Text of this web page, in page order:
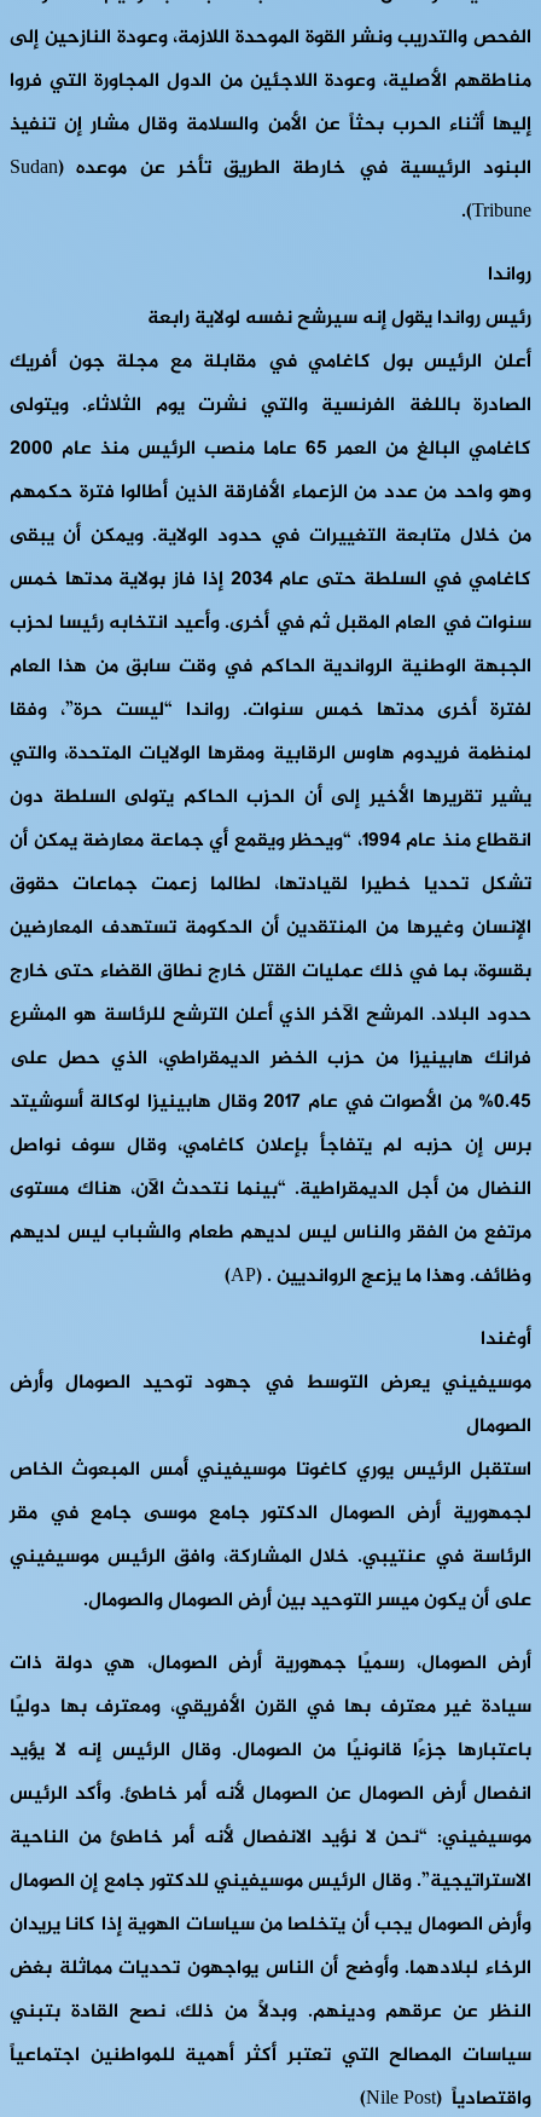
الفحص والتدريب ونشر القوة الموحدة اللازمة، وعودة النازحين إلى
مناطقهم الأصلية، وعودة اللاجئين من الدول المجاورة التي فروا
إليها أثناء الحرب بحثاً عن الأمن والسلامة وقال مشار إن تنفيذ
البنود الرئيسية في خارطة الطريق تأخر عن موعده (Sudan
Tribune).
رواندا
رئيس رواندا يقول إنه سيرشح نفسه لولاية رابعة
أعلن الرئيس بول كاغامي في مقابلة مع مجلة جون أفريك
الصادرة باللغة الفرنسية والتي نشرت يوم الثلاثاء. ويتولى
كاغامي البالغ من العمر 65 عاما منصب الرئيس منذ عام 2000
وهو واحد من عدد من الزعماء الأفارقة الذين أطالوا فترة حكمهم
من خلال متابعة التغييرات في حدود الولاية. ويمكن أن يبقى
كاغامي في السلطة حتى عام 2034 إذا فاز بولاية مدتها خمس
سنوات في العام المقبل ثم في أخرى. وأعيد انتخابه رئيسا لحزب
الجبهة الوطنية الرواندية الحاكم في وقت سابق من هذا العام
لفترة أخرى مدتها خمس سنوات. رواندا “ليست حرة”، وفقا
لمنظمة فريدوم هاوس الرقابية ومقرها الولايات المتحدة، والتي
يشير تقريرها الأخير إلى أن الحزب الحاكم يتولى السلطة دون
انقطاع منذ عام 1994، “ويحظر ويقمع أي جماعة معارضة يمكن أن
تشكل تحديا خطيرا لقيادتها، لطالما زعمت جماعات حقوق
الإنسان وغيرها من المنتقدين أن الحكومة تستهدف المعارضين
بقسوة، بما في ذلك عمليات القتل خارج نطاق القضاء حتى خارج
حدود البلاد. المرشح الآخر الذي أعلن الترشح للرئاسة هو المشرع
فرانك هابينيزا من حزب الخضر الديمقراطي، الذي حصل على
0.45% من الأصوات في عام 2017 وقال هابينيزا لوكالة أسوشيتد
برس إن حزبه لم يتفاجأ بإعلان كاغامي، وقال سوف نواصل
النضال من أجل الديمقراطية. “بينما نتحدث الآن، هناك مستوى
مرتفع من الفقر والناس ليس لديهم طعام والشباب ليس لديهم
وظائف. وهذا ما يزعج الروانديين . (AP)
أوغندا
موسيفيني يعرض التوسط في جهود توحيد الصومال وأرض
الصومال
استقبل الرئيس يوري كاغوتا موسيفيني أمس المبعوث الخاص
لجمهورية أرض الصومال الدكتور جامع موسى جامع في مقر
الرئاسة في عنتيبي. خلال المشاركة، وافق الرئيس موسيفيني
على أن يكون ميسر التوحيد بين أرض الصومال والصومال.
أرض الصومال، رسميًا جمهورية أرض الصومال، هي دولة ذات
سيادة غير معترف بها في القرن الأفريقي، ومعترف بها دوليًا
باعتبارها جزءًا قانونيًا من الصومال. وقال الرئيس إنه لا يؤيد
انفصال أرض الصومال عن الصومال لأنه أمر خاطئ. وأكد الرئيس
موسيفيني: “نحن لا نؤيد الانفصال لأنه أمر خاطئ من الناحية
الاستراتيجية”. وقال الرئيس موسيفيني للدكتور جامع إن الصومال
وأرض الصومال يجب أن يتخلصا من سياسات الهوية إذا كانا يريدان
الرخاء لبلادهما. وأوضح أن الناس يواجهون تحديات مماثلة بغض
النظر عن عرقهم ودينهم. وبدلاً من ذلك، نصح القادة بتبني
سياسات المصالح التي تعتبر أكثر أهمية للمواطنين اجتماعياً
واقتصادياً (Nile Post)